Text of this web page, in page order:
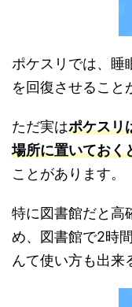
ポケスリでは、睡
を回復させること
ただ実はポケスリ
場所に置いておく
ことがあります。
特に図書館だと高
め、図書館で2時
んて使い方も出来